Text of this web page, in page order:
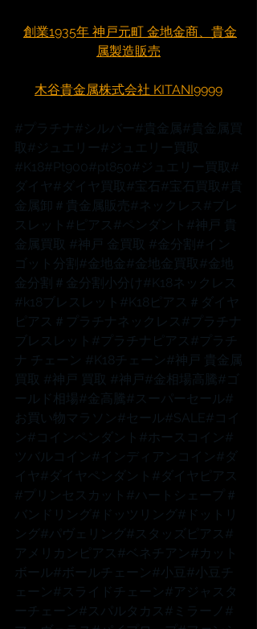
創業1935年 神戸元町 金地金商、貴金
属製造販売
木谷貴金属株式会社 KITANI9999
#プラチナ #シルバー #貴金属#貴金属買
取 #ジュエリー #ジュエリー買取
#K18#Pt900#pt850#ジュエリー買取 #
ダイヤ #ダイヤ買取 #宝石 #宝石買取 #貴
金属卸 ＃貴金属販売#ネックレス #ブレ
スレット #ピアス #ペンダント #神戸 貴
金属買取 #神戸 金買取 #金分割 #イン
ゴット分割 #金地金 #金地金買取 #金地
金分割
＃金分割小分け #K18ネックレス
#k18ブレスレット #K18ピアス ＃ダイヤ
ピアス ＃プラチナネックレス #プラチナ
ブレスレット #プラチナピアス #プラチ
ナ
チェーン #K18チェーン #神戸 貴金属
買取 #神戸 買取 #神戸 #金相場高騰 #ゴ
ールド相場 #金高騰 #スーパーセール#
お買い物マラソン #セール#SALE#コイ
ン #コインペンダント #ホースコイン #
ツバルコイン #インディアンコイン #ダ
イヤ #ダイヤペンダント #ダイヤピアス
#プリンセスカット #ハートシェープ ＃
バンドリング #ドッツリング #ドットリ
ング #パヴェリング #スタッズピアス #
アメリカンピアス #ベネチアン #カット
ボール#ボールチェーン #小豆 #小豆チ
ェーン #スライドチェーン #アジャスタ
ーチェーン #スパルタカス #ミラーノ #